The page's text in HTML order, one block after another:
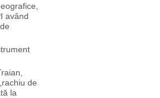
având
de
la